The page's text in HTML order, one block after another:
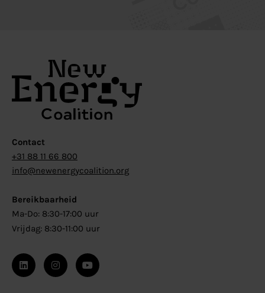
Contact
+31 88 11 66 800
info@newenergycoalition.org
Bereikbaarheid
Ma-Do: 8:30-17:00 uur
Vrijdag: 8:30-11:00 uur